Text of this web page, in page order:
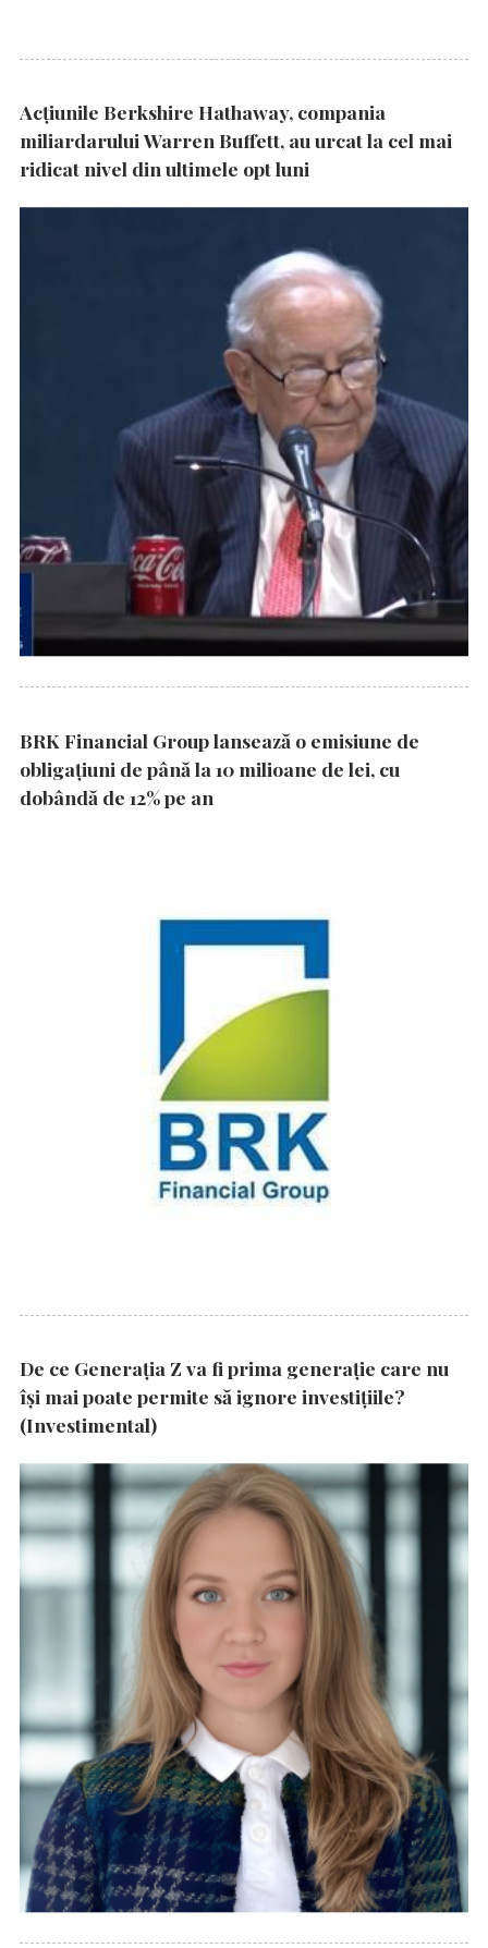
Acțiunile Berkshire Hathaway, compania
miliardarului Warren Buffett, au urcat la cel mai
ridicat nivel din ultimele opt luni
BRK Financial Group lansează o emisiune de
obligațiuni de până la 10 milioane de lei, cu
dobândă de 12% pe an
De ce Generația Z va fi prima generație care nu
își mai poate permite să ignore investițiile?
(Investimental)